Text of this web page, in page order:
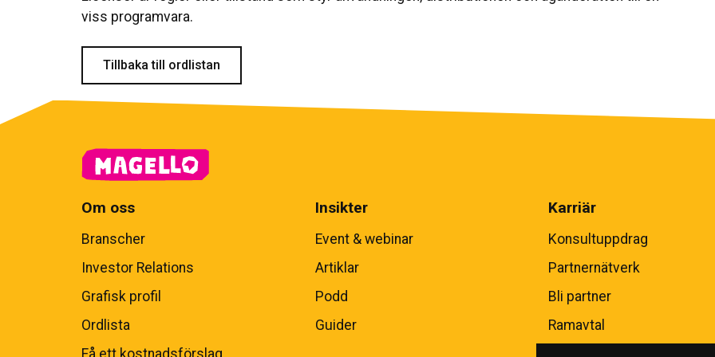
viss programvara.
Tillbaka till ordlistan
Om oss
Branscher
Investor Relations
Grafisk profil
Ordlista
Få ett kostnadsförslag
Insikter
Event & webinar
Artiklar
Podd
Guider
Karriär
Konsultuppdrag
Partnernätverk
Bli partner
Ramavtal